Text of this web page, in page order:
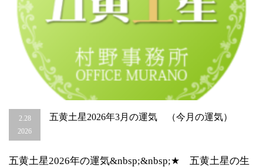
2.28
2026
五黄土星2026年3月の運気 （今月の運気）
五黄土星2026年の運気&nbsp;&nbsp;★ 五黄土星の生